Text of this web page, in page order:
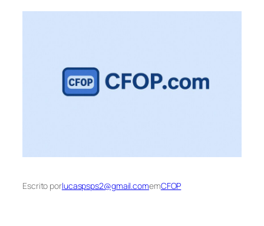
Escrito porlucaspsps2@gmail.comemCFOP